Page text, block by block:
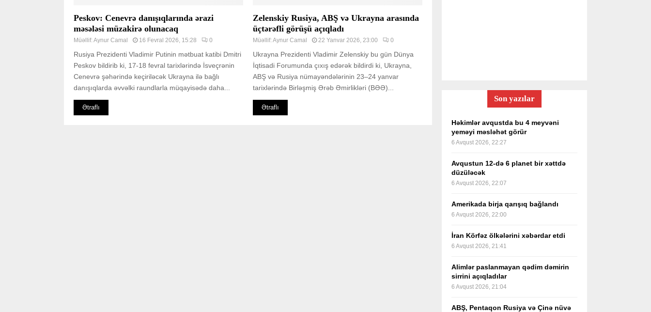
Peskov: Cenevrə danışıqlarında ərazi
məsələsi müzakirə olunacaq
Müəllif:Aynur Camal 16 Fevral 2026, 15:28 0
Rusiya Prezidenti Vladimir Putinin mətbuat katibi Dmitri
Peskov bildirib ki, 17-18 fevral tarixlərində İsveçrənin
Cenevrə şəhərində keçiriləcək Ukrayna ilə bağlı
danışıqlarda əvvəlki raundlarla müqayisədə daha...
Ətraflı
Zelenskiy Rusiya, ABŞ və Ukrayna arasında
üçtərəfli görüşü açıqladı
Müəllif:Aynur Camal 22 Yanvar 2026, 23:00 0
Ukrayna Prezidenti Vladimir Zelenskiy bu gün Dünya
İqtisadi Forumunda çıxış edərək bildirdi ki, Ukrayna,
ABŞ və Rusiya nümayəndələrinin 23–24 yanvar
tarixlərində Birləşmiş Ərəb Əmirlikləri (BƏƏ)...
Ətraflı
Son yazılar
Həkimlər avqustda bu 4 meyvəni
yeməyi məsləhət görür
6 Avqust 2026, 22:27
Avqustun 12-də 6 planet bir xəttdə
düzüləcək
6 Avqust 2026, 22:07
Amerikada birja qarışıq bağlandı
6 Avqust 2026, 22:00
İran Körfəz ölkələrini xəbərdar etdi
6 Avqust 2026, 21:41
Alimlər paslanmayan qədim dəmirin
sirrini açıqladılar
6 Avqust 2026, 21:04
ABŞ, Pentaqon Rusiya və Çinə nüvə